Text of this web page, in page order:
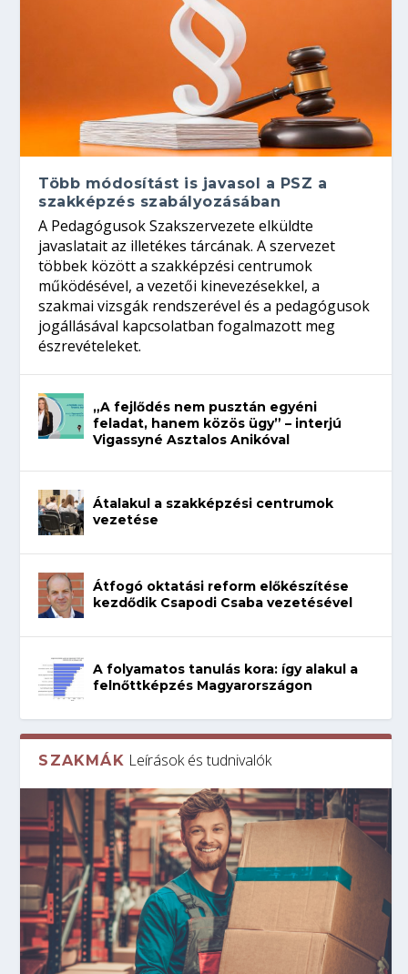
Több módosítást is javasol a PSZ a
szakképzés szabályozásában
A Pedagógusok Szakszervezete elküldte
javaslatait az illetékes tárcának. A szervezet
többek között a szakképzési centrumok
működésével, a vezetői kinevezésekkel, a
szakmai vizsgák rendszerével és a pedagógusok
jogállásával kapcsolatban fogalmazott meg
észrevételeket.
„A fejlődés nem pusztán egyéni
feladat, hanem közös ügy” – interjú
Vigassyné Asztalos Anikóval
Átalakul a szakképzési centrumok
vezetése
Átfogó oktatási reform előkészítése
kezdődik Csapodi Csaba vezetésével
A folyamatos tanulás kora: így alakul a
felnőttképzés Magyarországon
SZAKMÁK Leírások és tudnivalók